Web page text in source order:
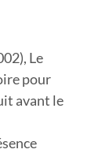
Le
pour
avant le